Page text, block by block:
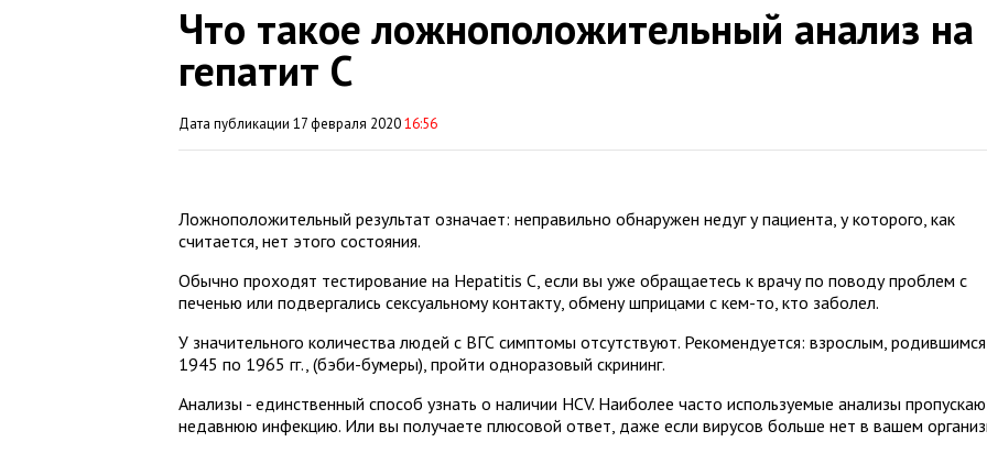
Что такое ложноположительный анализ на
гепатит С
Дата публикации 17 февраля 202016:56
Ложноположительный результат означает: неправильно обнаружен недуг у пациента, у которого, как
считается, нет этого состояния.
Обычно проходят тестирование на Hepatitis C, если вы уже обращаетесь к врачу по поводу проблем с
печенью или подвергались сексуальному контакту, обмену шприцами с кем-то, кто заболел.
У значительного количества людей с ВГС симптомы отсутствуют. Рекомендуется: взрослым,
1945 по 1965 гг., (бэби-бумеры), пройти одноразовый скрининг.
Анализы - единственный способ узнать о наличии HCV. Наиболее часто используемые анализы
недавнюю инфекцию. Или вы получаете плюсовой ответ, даже если вирусов больше нет в вашем